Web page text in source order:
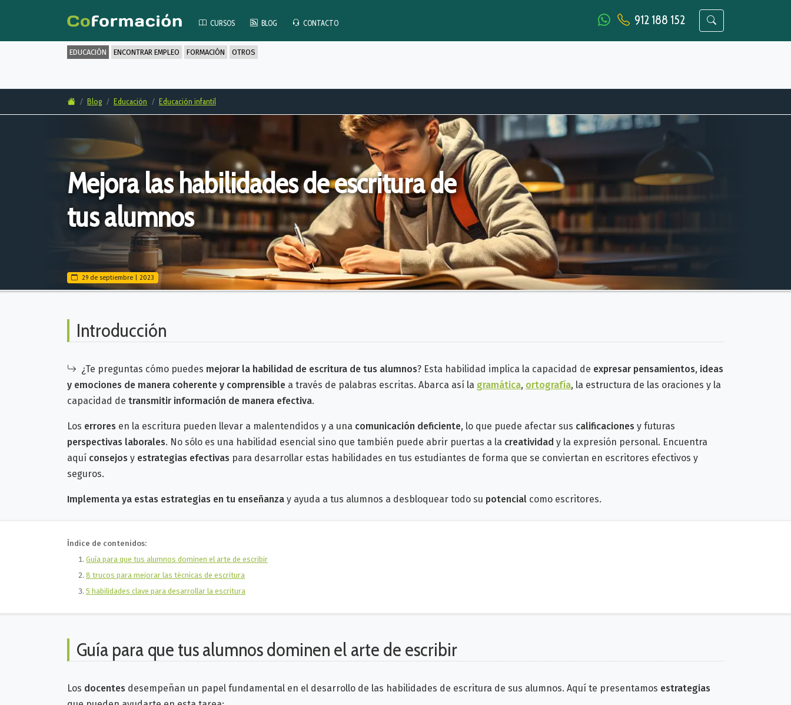
CURSOS BLOG CONTACTO 912 188 152
EDUCACIÓN ENCONTRAR EMPLEO FORMACIÓN OTROS
Blog Educación Educación infantil
Mejora las habilidades de escritura de
tus alumnos
29 de septiembre | 2023
Introducción
¿Te preguntas cómo puedes mejorar la habilidad de escritura de tus alumnos? Esta habilidad implica la capacidad de expresar pensamientos, ideas
y emociones de manera coherente y comprensible a través de palabras escritas. Abarca así la gramática, ortografía, la estructura de las oraciones y la
capacidad de transmitir información de manera efectiva.
Los errores en la escritura pueden llevar a malentendidos y a una comunicación deficiente, lo que puede afectar sus calificaciones y futuras
perspectivas laborales. No sólo es una habilidad esencial sino que también puede abrir puertas a la creatividad y la expresión personal. Encuentra
aquí consejos y estrategias efectivas para desarrollar estas habilidades en tus estudiantes de forma que se conviertan en escritores efectivos y
seguros.
Implementa ya estas estrategias en tu enseñanza y ayuda a tus alumnos a desbloquear todo su potencial como escritores.
Índice de contenidos:
Guía para que tus alumnos dominen el arte de escribir
8 trucos para mejorar las técnicas de escritura
5 habilidades clave para desarrollar la escritura
Guía para que tus alumnos dominen el arte de escribir
Los docentes desempeñan un papel fundamental en el desarrollo de las habilidades de escritura de sus alumnos. Aquí te presentamos estrategias